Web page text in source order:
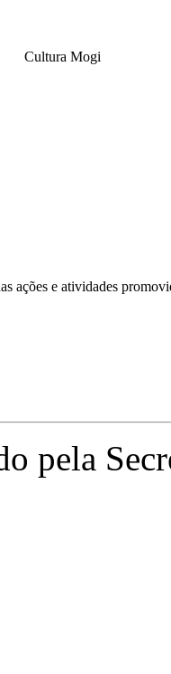
Cultura Mogi
ações e atividades
pela